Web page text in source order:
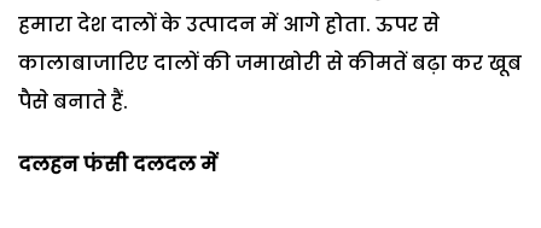
हमारा देश दालों के उत्पादन में आगे होता. ऊपर से
कालाबाजारिए दालों की जमाखोरी से कीमतें बढ़ा कर खूब
पैसे बनाते हैं.
दलहन फंसी दलदल में